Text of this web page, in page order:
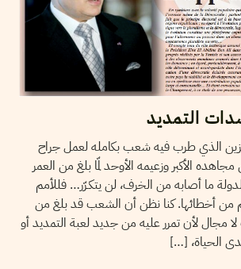
التمديد
الذي طرب فيه شعب بكامله لعمل جراح
الأكبر وزعيمه الأوحد لمّا بلغ من العمر
ما أصابه من الخرف، لن يتكـرّر… فللأمم
من أخطائها. كنا نظن أن الشعب قد بلغ من
مجال لأن تمرر عليه من جديد لعبة التمديد أو
الحياة، […]